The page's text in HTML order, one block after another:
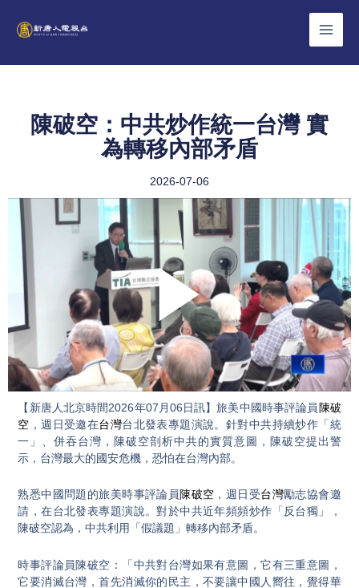
陳破空：中共炒作統一台灣 實
為轉移內部矛盾
2026-07-06
Play
Video
【新唐人北京時間2026年07月06日訊】旅美中國時事評論員 陳破
空 ，週日受邀在台灣台北發表專題演說。針對中共持續炒作「統
一」、併吞台灣，陳破空剖析中共的實質意圖，陳破空提出警
示，台灣最大的國安危機，恐怕在台灣內部。
熟悉中國問題的旅美時事評論員陳破空 ，週日受台灣勵志協會邀
請，在台北發表專題演說。對於中共近年頻頻炒作「反台獨」，
陳破空認為，中共利用「假議題」轉移內部矛盾。
時事評論員陳破空：「中共對台灣如果有意圖，它有三重意圖，
它要消滅台灣，首先消滅你的民主，不要讓中國人嚮往，覺得華